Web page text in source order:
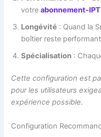
votreabonnement-
Longévité : Quand la
boîtier reste performant
Spécialisation :
Cette configuration est
pour les utilisateurs
expérience possible.
Configuration